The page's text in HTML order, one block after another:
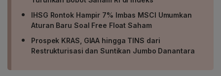
IHSG Rontok Hampir 7% Imbas MSCI Umumkan
Aturan Baru Soal Free Float Saham
Prospek KRAS, GIAA hingga TINS dari
Restrukturisasi dan Suntikan Jumbo Danantara